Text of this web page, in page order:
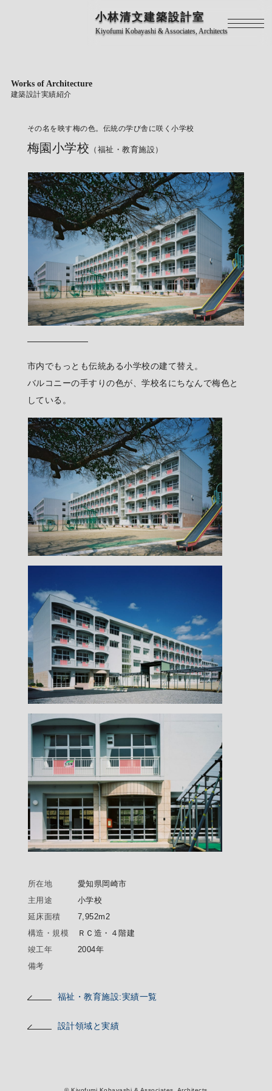
小林清文建築設計室
Kiyofumi Kobayashi & Associates, Architects
Works of Architecture
建築設計実績紹介
その名を映す梅の色。伝統の学び舎に咲く小学校
梅園小学校 （福祉・教育施設）
市内でもっとも伝統ある小学校の建て替え。
バルコニーの手すりの色が、学校名にちなんで梅色と
している。
所在地
愛知県岡崎市
主用途
小学校
延床面積
7,952m2
構造・規模
ＲＣ造・４階建
竣工年
2004年
備考
福祉・教育施設:実績一覧
設計領域と実績